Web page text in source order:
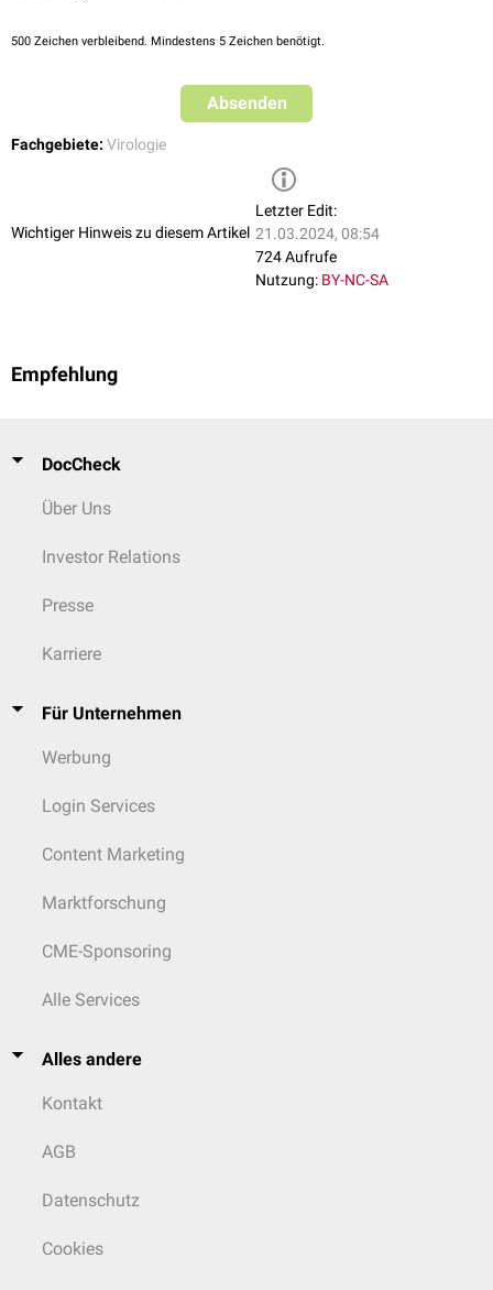
500 Zeichen verbleibend. Mindestens 5 Zeichen benötigt.
Absenden
Fachgebiete: Virologie
Wichtiger Hinweis zu diesem Artikel
Letzter Edit:
21.03.2024, 08:54
724 Aufrufe
Nutzung: BY-NC-SA
Empfehlung
DocCheck
Über Uns
Investor Relations
Presse
Karriere
Für Unternehmen
Werbung
Login Services
Content Marketing
Marktforschung
CME-Sponsoring
Alle Services
Alles andere
Kontakt
AGB
Datenschutz
Cookies